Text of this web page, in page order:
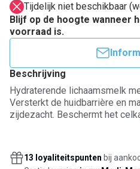
Tijdelijk niet beschikbaar
Blijf op de hoogte wanneer
voorraad is.
Beschrijving
Hydraterende lichaamsmelk
Versterkt de huidbarrière en
zijdezacht. Beschermt het
voor een aangename textuur
Unieke geur. Dermatologisch
13 loyaliteitspunten bij